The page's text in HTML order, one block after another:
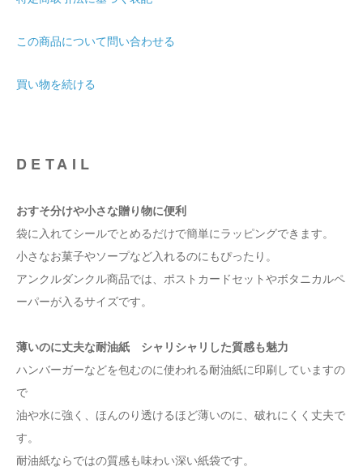
この商品について問い合わせる
買い物を続ける
DETAIL
おすそ分けや小さな贈り物に便利
袋に入れてシールでとめるだけで簡単にラッピングできます。
小さなお菓子やソープなど入れるのにもぴったり。
アンクルダンクル商品では、ポストカードセットやボタニカルペ
ーパーが入るサイズです。
薄いのに丈夫な耐油紙 シャリシャリした質感も魅力
ハンバーガーなどを包むのに使われる耐油紙に印刷していますの
で
油や水に強く、ほんのり透けるほど薄いのに、破れにくく丈夫で
す。
耐油紙ならではの質感も味わい深い紙袋です。